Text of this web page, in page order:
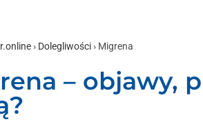
› Dolegliwości › Migrena
– objawy,